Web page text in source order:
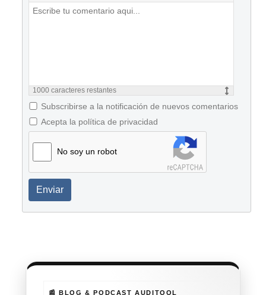
1000 caracteres restantes
Subscribirse a la notificación de nuevos comentarios
Acepta la política de privacidad
No soy un robot
Enviar
📰 BLOG & PODCAST AUDITOOL